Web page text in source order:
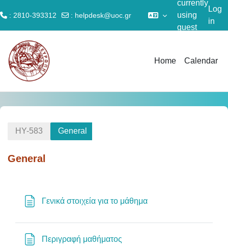
: 2810-393312 : helpdesk@uoc.gr
currently
using
guest
Log
in
Home Calendar
HY-583 General
General
Γενικά στοιχεία για το μάθημαPage
Περιγραφή μαθήματος